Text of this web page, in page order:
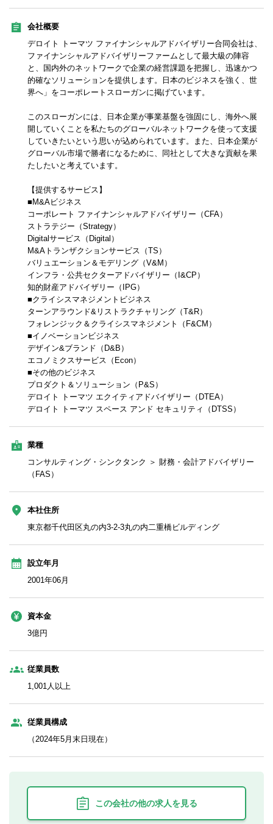
会社概要
デロイト トーマツ ファイナンシャルアドバイザリー合同会社は、
ファイナンシャルアドバイザリーファームとして最大級の陣容
と、国内外のネットワークで企業の経営課題を把握し、迅速かつ
的確なソリューションを提供します。日本のビジネスを強く、世
界へ」をコーポレートスローガンに掲げています。
このスローガンには、日本企業が事業基盤を強固にし、海外へ展
開していくことを私たちのグローバルネットワークを使って支援
していきたいという思いが込められています。また、日本企業が
グローバル市場で勝者になるために、同社として大きな貢献を果
たしたいと考えています。
【提供するサービス】
■M&Aビジネス
コーポレート ファイナンシャルアドバイザリー（CFA）
ストラテジー（Strategy）
Digitalサービス（Digital）
M&Aトランザクションサービス（TS）
バリュエーション＆モデリング（V&M）
インフラ・公共セクターアドバイザリー（I&CP）
知的財産アドバイザリー（IPG）
■クライシスマネジメントビジネス
ターンアラウンド&リストラクチャリング（T&R）
フォレンジック＆クライシスマネジメント（F&CM）
■イノベーションビジネス
デザイン&ブランド（D&B）
エコノミクスサービス（Econ）
■その他のビジネス
プロダクト＆ソリューション（P&S）
デロイト トーマツ エクイティアドバイザリー（DTEA）
デロイト トーマツ スペース アンド セキュリティ（DTSS）
業種
コンサルティング・シンクタンク ＞ 財務・会計アドバイザリー
（FAS）
本社住所
東京都千代田区丸の内3-2-3丸の内二重橋ビルディング
設立年月
2001年06月
資本金
3億円
従業員数
1,001人以上
従業員構成
（2024年5月末日現在）
この会社の他の求人を見る